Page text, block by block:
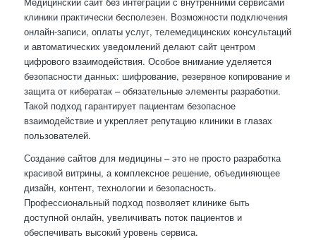
клиники практически бесполезен. Возможности подключения
онлайн-записи, оплаты услуг, телемедицинских консультаций
и автоматических уведомлений делают сайт центром
цифрового взаимодействия. Особое внимание уделяется
безопасности данных: шифрование, резервное копирование и
защита от кибератак – обязательные элементы разработки.
Такой подход гарантирует пациентам безопасное
взаимодействие и укрепляет репутацию клиники в глазах
пользователей.
Создание сайтов для медицины – это не просто разработка
красивой витрины, а комплексное решение, объединяющее
дизайн, контент, технологии и безопасность.
Профессиональный подход позволяет клинике быть
доступной онлайн, увеличивать поток пациентов и
обеспечивать высокий уровень сервиса.